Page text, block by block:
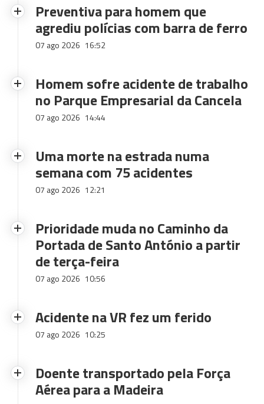
Preventiva para homem que
agrediu polícias com barra de ferro
07 ago 2026 16:52
Homem sofre acidente de trabalho
no Parque Empresarial da Cancela
07 ago 2026 14:44
Uma morte na estrada numa
semana com 75 acidentes
07 ago 2026 12:21
Prioridade muda no Caminho da
Portada de Santo António a partir
de terça-feira
07 ago 2026 10:56
Acidente na VR fez um ferido
07 ago 2026 10:25
Doente transportado pela Força
Aérea para a Madeira